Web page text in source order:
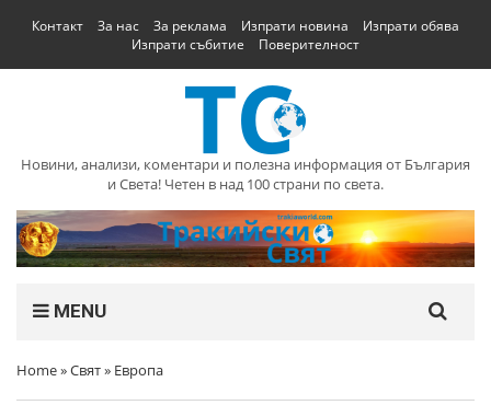
Контакт За нас За реклама Изпрати новина
Изпрати обява
Изпрати събитие
Поверителност
Новини, анализи, коментари и полезна информация от България
и Света! Четен в над 100 страни по света.
MENU
Home»Свят» Европа